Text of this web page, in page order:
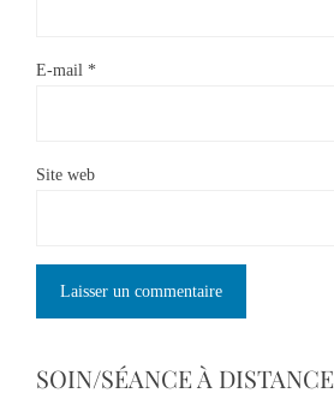
E-mail *
Site web
SOIN/SÉANCE À DISTANCE